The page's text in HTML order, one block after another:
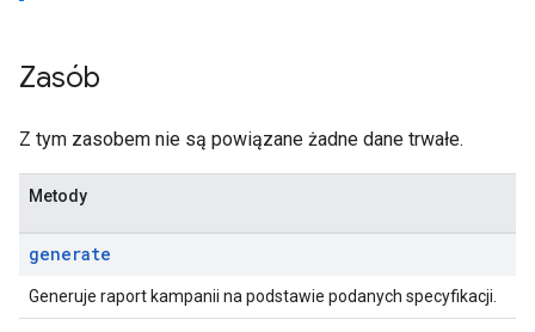
Zasób
Z tym zasobem nie są powiązane żadne dane trwałe.
Metody
generate
Generuje raport kampanii na podstawie podanych specyfikacji.